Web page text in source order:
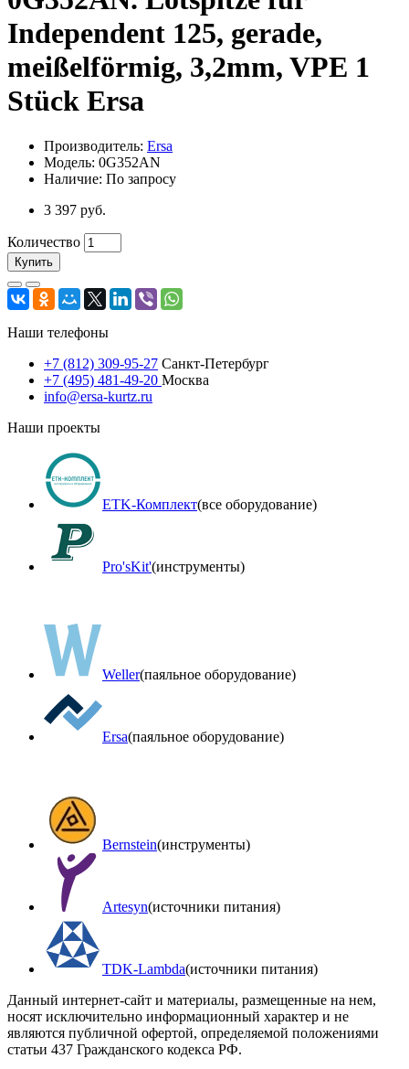
Independent 125, gerade,
meißelförmig, 3,2mm, VPE 1
Stück Ersa
Производитель: Ersa
Модель: 0G352AN
Наличие: По запросу
3 397 руб.
Количество
Купить
Наши телефоны
+7 (812) 309-95-27 Санкт-Петербург
+7 (495) 481-49-20 Москва
info@ersa-kurtz.ru
Наши проекты
ETK-Комплект(все оборудование)
Pro'sKit'(инструменты)
Weller(паяльное оборудование)
Ersa(паяльное оборудование)
Bernstein(инструменты)
Artesyn(источники питания)
TDK-Lambda(источники питания)
Данный интернет-сайт и материалы, размещенные на нем,
носят исключительно информационный характер и не
являются публичной офертой, определяемой положениями
статьи 437 Гражданского кодекса РФ.